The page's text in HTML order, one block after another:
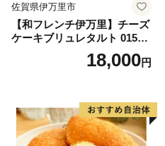
佐賀県伊万里市
【和フレンチ伊万里】チーズ
ケーキブリュレタルト 015-F
18,000円